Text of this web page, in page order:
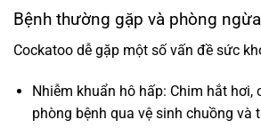
Bệnh thường gặp và phòng ngừa
Cockatoo dễ gặp một số vấn đề sức
Nhiễm khuẩn hô hấp: Chim hắt hơi,
phòng bệnh qua vệ sinh chuồng và